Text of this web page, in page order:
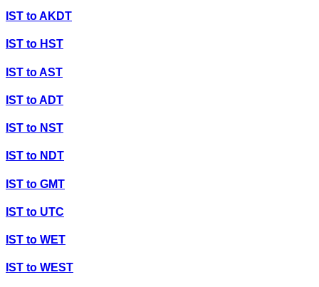
IST toAKDT
IST to HST
IST toAST
IST toADT
IST to NST
IST to NDT
IST to GMT
IST to UTC
IST to WET
IST to WEST